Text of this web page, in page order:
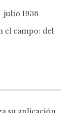
julio 1936
el campo: del